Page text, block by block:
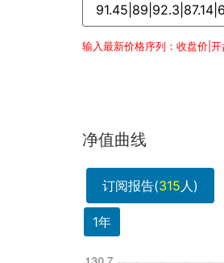
输入最新价格序列：收盘价|
净值曲线
订阅报告(315人)
1年